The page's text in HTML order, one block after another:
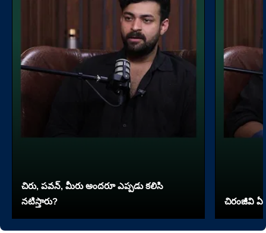
చిరు, పవన్, మీరు అందరూ ఎప్పడు కలిసి
నటిస్తారు?
చిరంజీవి ఏ